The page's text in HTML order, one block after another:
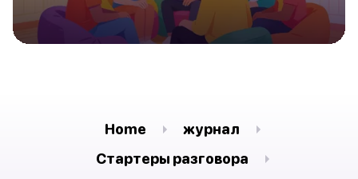
Home
журнал
Стартеры разговора